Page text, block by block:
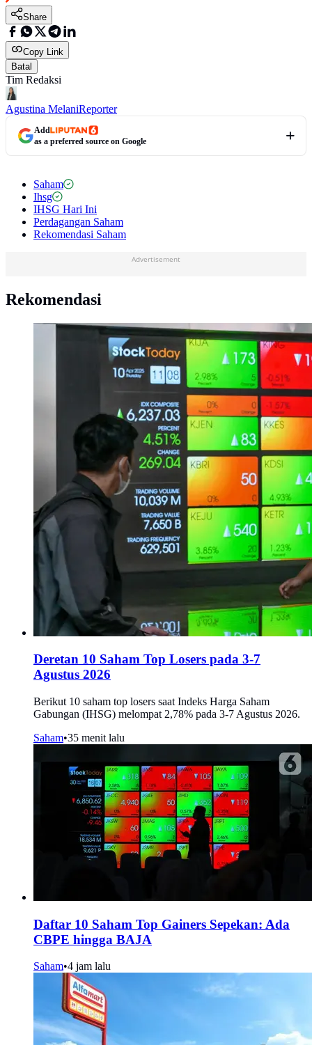
Share
Copy Link
Batal
Tim Redaksi
Agustina MelaniReporter
Add
as a preferred source on Google
Saham
Ihsg
IHSG Hari Ini
Perdagangan Saham
Rekomendasi Saham
Advertisement
Rekomendasi
Deretan 10 Saham Top Losers pada 3-7
Agustus 2026
Berikut 10 saham top losers saat Indeks Harga Saham
Gabungan (IHSG) melompat 2,78% pada 3-7 Agustus 2026.
Saham•35 menit lalu
Daftar 10 Saham Top Gainers Sepekan: Ada
CBPE hingga BAJA
Saham•4 jam lalu